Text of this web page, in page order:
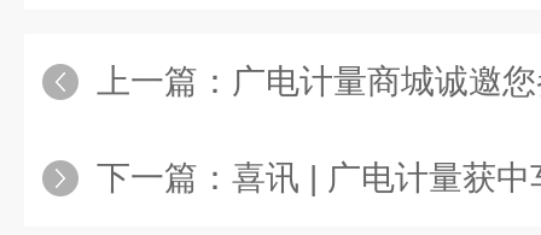
上一篇： 广电计量商城诚邀您参
下一篇： 喜讯 | 广电计量获中车唐